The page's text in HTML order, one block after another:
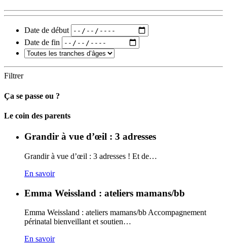
Date de début
Date de fin
Filtrer
Ça se passe ou ?
Carto
Le coin des parents
Grandir à vue d’œil : 3 adresses
Grandir à vue d’œil : 3 adresses ! Et de…
En savoir
Emma Weissland : ateliers mamans/bb
Emma Weissland : ateliers mamans/bb Accompagnement
périnatal bienveillant et soutien…
En savoir